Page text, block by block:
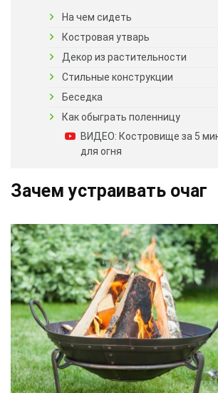
На чем сидеть
Костровая утварь
Декор из растительности
Стильные конструкции
Беседка
Как обыграть поленницу
ВИДЕО: Костровище за 5
для огня
Зачем устраивать очаг